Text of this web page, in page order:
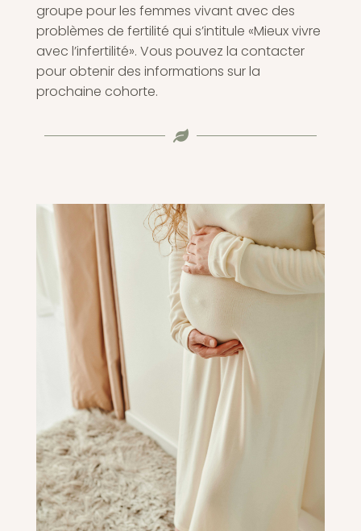
groupe pour les femmes vivant avec des
problèmes de fertilité qui s’intitule «Mieux vivre
avec l’infertilité». Vous pouvez la contacter
pour obtenir des informations sur la
prochaine cohorte.
